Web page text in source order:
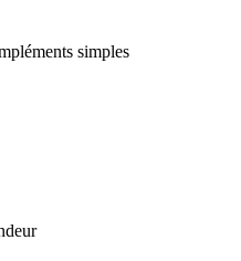
simples